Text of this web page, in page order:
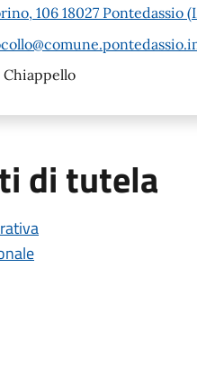
106 18027 Pontedassio
Chiappello
di tutela